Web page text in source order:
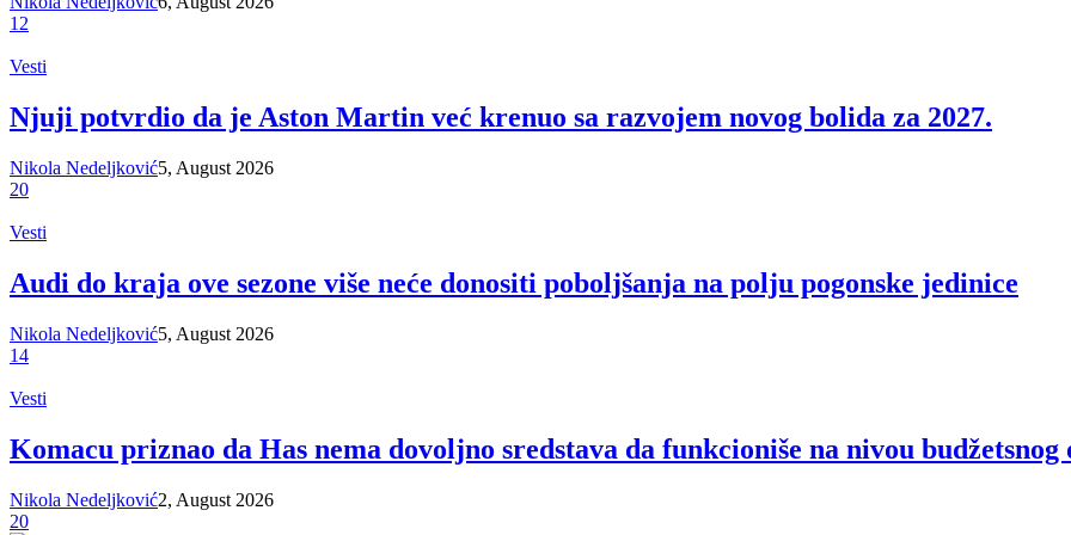
12
Vesti
Njuji potvrdio da je Aston Martin već krenuo sa razvojem novog bolida za 2027.
Nikola Nedeljković5, August 2026
20
Vesti
Audi do kraja ove sezone više neće donositi poboljšanja na polju pogonske jedinice
Nikola Nedeljković5, August 2026
14
Vesti
Komacu priznao da Has nema dovoljno sredstava da funkcioniše na nivou budžetsnog
Nikola Nedeljković2, August 2026
20